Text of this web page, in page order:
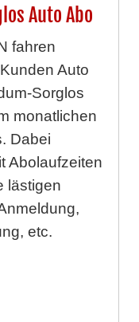
Auto Abo
fahren
Auto
Sorglos
monatlichen
Dabei
Abolaufzeiten
lästigen
etc.